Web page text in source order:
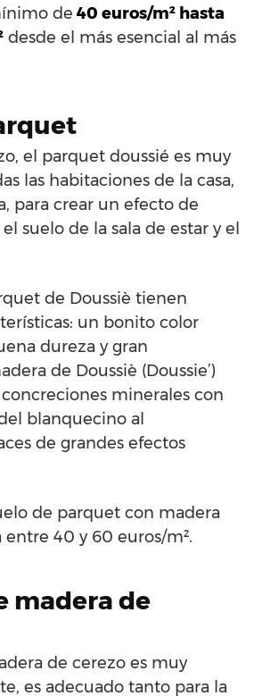
de 40 euros/m² hasta
desde el más esencial al más
el parquet doussié es muy
las habitaciones de la casa,
para crear un efecto de
suelo de la sala de estar y el
de Doussiè tienen
un bonito color
dureza y gran
de Doussiè (Doussie’)
minerales con
blanquecino al
de grandes efectos
de parquet con madera
entre 40 y 60 euros/m².
madera de
de cerezo es muy
es adecuado tanto para la